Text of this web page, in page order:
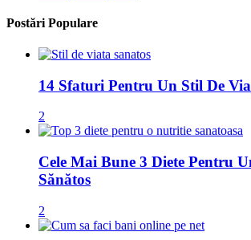
Postări Populare
14 Sfaturi Pentru Un Stil De
2
Cele Mai Bune 3 Diete Pentru
Sănătos
2